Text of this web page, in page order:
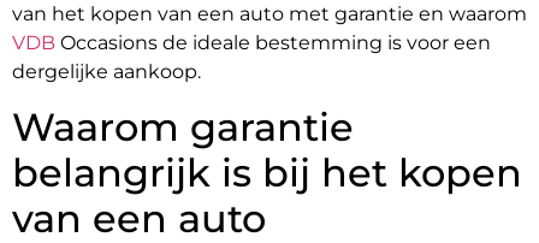
van het kopen van een auto met garantie en waarom
VDB Occasions de ideale bestemming is voor een
dergelijke aankoop.
Waarom garantie
belangrijk is bij het kopen
van een auto